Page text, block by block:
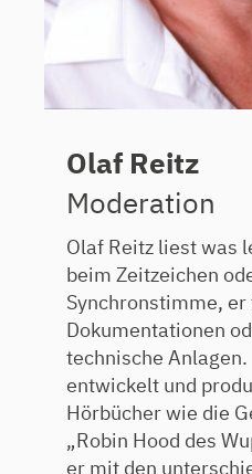
Olaf Reitz
Moderation
Olaf Reitz liest was
beim Zeitzeichen
Synchronstimme,
Dokumentationen
technische
entwickelt und
Hörbücher wie die
„Robin Hood des
er mit den